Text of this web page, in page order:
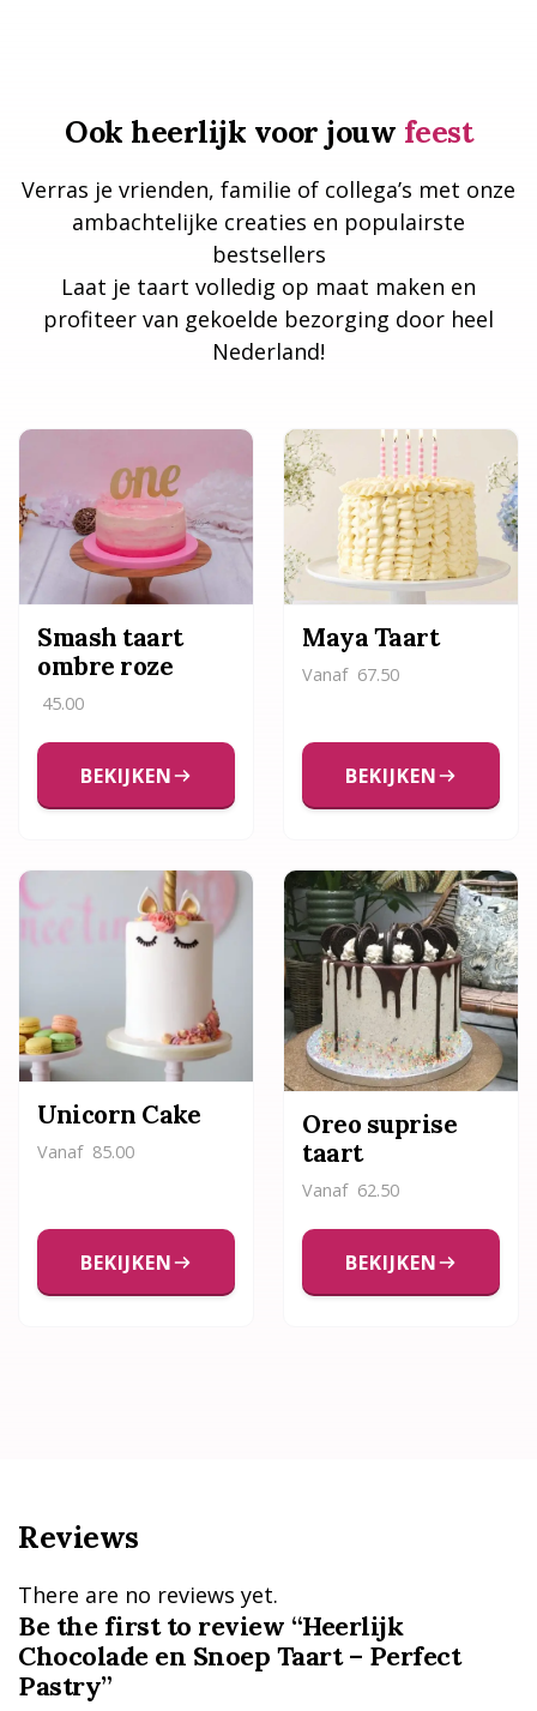
Ook heerlijk voor jouw feest
Verras je vrienden, familie of collega’s met onze
ambachtelijke creaties en populairste
bestsellers
Laat je taart volledig op maat maken en
profiteer van gekoelde bezorging door heel
Nederland!
Smash taart
ombre roze
45.00
BEKIJKEN
Maya Taart
Vanaf 67.50
BEKIJKEN
Unicorn Cake
Vanaf 85.00
BEKIJKEN
Oreo suprise
taart
Vanaf 62.50
BEKIJKEN
Reviews
There are no reviews yet.
Be the first to review “Heerlijk
Chocolade en Snoep Taart – Perfect
Pastry”